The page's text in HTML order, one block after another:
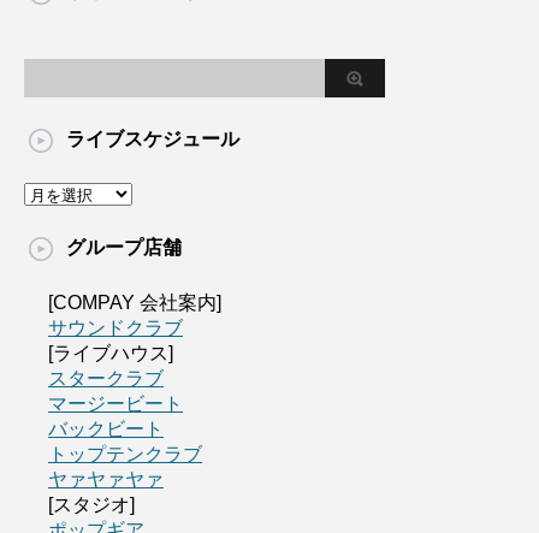
ライブスケジュール
グループ店舗
[COMPAY 会社案内]
サウンドクラブ
[ライブハウス]
スタークラブ
マージービート
バックビート
トップテンクラブ
ヤァヤァヤァ
[スタジオ]